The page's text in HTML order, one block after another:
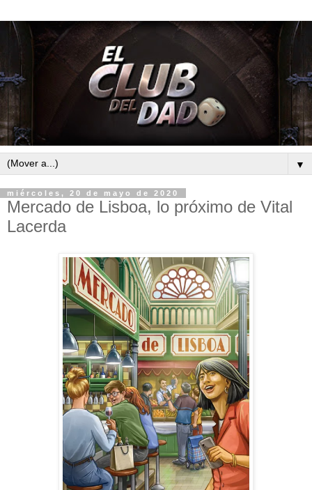
▼
miércoles, 20 de mayo de 2020
Mercado de Lisboa, lo próximo de Vital
Lacerda